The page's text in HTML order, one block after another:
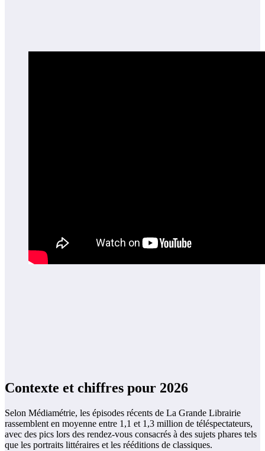
Contexte et chiffres pour 2026
Selon Médiamétrie, les épisodes récents de La Grande Librairie
rassemblent en moyenne entre 1,1 et 1,3 million de téléspectateurs,
avec des pics lors des rendez-vous consacrés à des sujets phares tels
que les portraits littéraires et les rééditions de classiques.